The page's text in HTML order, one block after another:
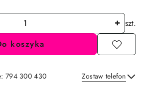
szt.
koszyka
794 300 430 Zostaw telefon